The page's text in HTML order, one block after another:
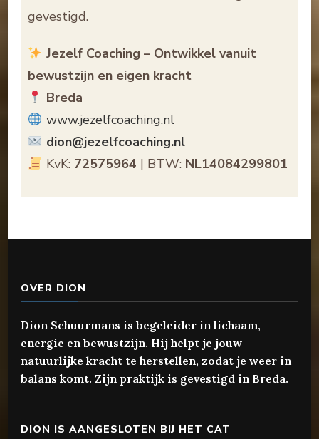
gevestigd.
Jezelf Coaching – Ontwikkel vanuit
bewustzijn en eigen kracht
Breda
www.jezelfcoaching.nl
dion@jezelfcoaching.nl
KvK: 72575964 | BTW: NL14084299801
OVER DION
Dion Schuurmans is begeleider in lichaam,
energie en bewustzijn. Hij helpt je jouw
natuurlijke kracht te herstellen, zodat je weer in
balans komt. Zijn praktijk is gevestigd in Breda.
DION IS AANGESLOTEN BIJ HET CAT